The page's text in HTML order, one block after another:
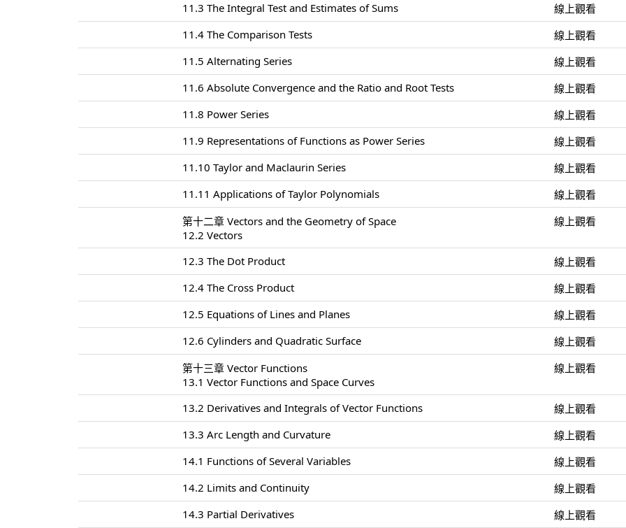
11.3 The Integral Test and Estimates of Sums
線上觀看
11.4 The Comparison Tests
線上觀看
11.5 Alternating Series
線上觀看
11.6 Absolute Convergence and the Ratio and Root Tests
線上觀看
11.8 Power Series
線上觀看
11.9 Representations of Functions as Power Series
線上觀看
11.10 Taylor and Maclaurin Series
線上觀看
11.11 Applications of Taylor Polynomials
線上觀看
第十二章 Vectors and the Geometry of Space
12.2 Vectors
線上觀看
12.3 The Dot Product
線上觀看
12.4 The Cross Product
線上觀看
12.5 Equations of Lines and Planes
線上觀看
12.6 Cylinders and Quadratic Surface
線上觀看
第十三章 Vector Functions
13.1 Vector Functions and Space Curves
線上觀看
13.2 Derivatives and Integrals of Vector Functions
線上觀看
13.3 Arc Length and Curvature
線上觀看
14.1 Functions of Several Variables
線上觀看
14.2 Limits and Continuity
線上觀看
14.3 Partial Derivatives
線上觀看